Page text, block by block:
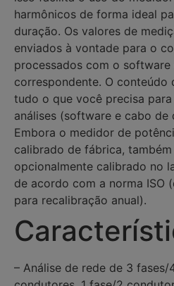
harmônicos de forma ideal
duração. Os valores de
enviados à vontade para o
processados com o software
correspondente. O conteúdo
tudo o que você precisa
análises (software e cabo de
Embora o medidor de
calibrado de fábrica,
opcionalmente calibrado no
de acordo com a norma ISO
para recalibração anual).
– Análise de rede de 3